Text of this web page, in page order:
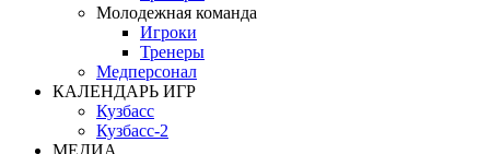
Молодежная команда
Игроки
Тренеры
Медперсонал
КАЛЕНДАРЬ ИГР
Кузбасс
Кузбасс-2
МЕДИА